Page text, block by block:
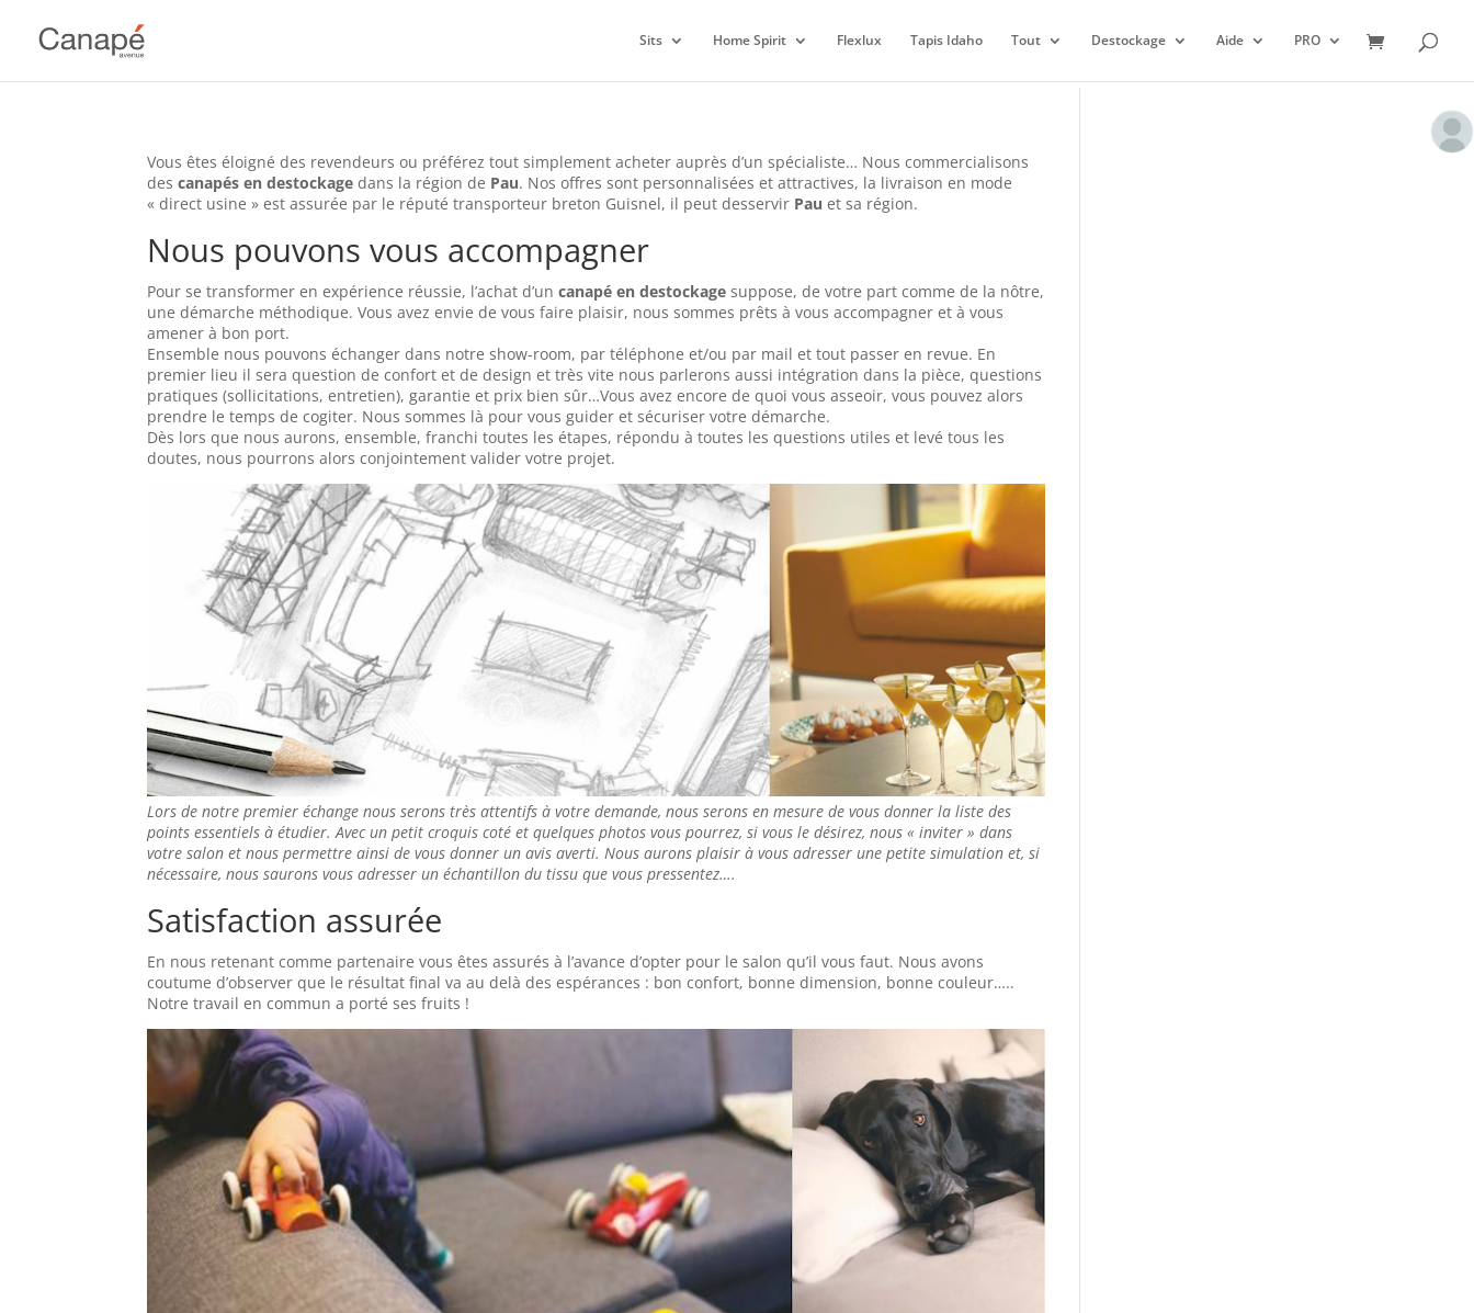
Sits Home Spirit Flexlux Tapis Idaho Tout Destockage Aide PRO
Vous êtes éloigné des revendeurs ou préférez tout simplement acheter auprès d’un spécialiste… Nous commercialisons
descanapés en destockage dans la région de Pau. Nos offres sont personnalisées et attractives, la livraison en mode
« direct usine » est assurée par le réputé transporteur breton Guisnel, il peut desservir Pau et sa région.
Nous pouvons vous accompagner
Pour se transformer en expérience réussie, l’achat d’uncanapé en destockage suppose, de votre part comme de la nôtre,
une démarche méthodique. Vous avez envie de vous faire plaisir, nous sommes prêts à vous accompagner et à vous
amener à bon port.
Ensemble nous pouvons échanger dans notre show-room, par téléphone et/ou par mail et tout passer en revue. En
premier lieu il sera question de confort et de design et très vite nous parlerons aussi intégration dans la pièce, questions
pratiques (sollicitations, entretien), garantie et prix bien sûr…Vous avez encore de quoi vous asseoir, vous pouvez alors
prendre le temps de cogiter. Nous sommes là pour vous guider et sécuriser votre démarche.
Dès lors que nous aurons, ensemble, franchi toutes les étapes, répondu à toutes les questions utiles et levé tous les
doutes, nous pourrons alors conjointement valider votre projet.
Lors de notre premier échange nous serons très attentifs à votre demande, nous serons en mesure de vous donner la liste des
points essentiels à étudier. Avec un petit croquis coté et quelques photos vous pourrez, si vous le désirez, nous « inviter » dans
votre salon et nous permettre ainsi de vous donner un avis averti. Nous aurons plaisir à vous adresser une petite simulation et, si
nécessaire, nous saurons vous adresser un échantillon du tissu que vous pressentez….
Satisfaction assurée
En nous retenant comme partenaire vous êtes assurés à l’avance d’opter pour le salon qu’il vous faut. Nous avons
coutume d’observer que le résultat final va au delà des espérances : bon confort, bonne dimension, bonne couleur…..
Notre travail en commun a porté ses fruits !